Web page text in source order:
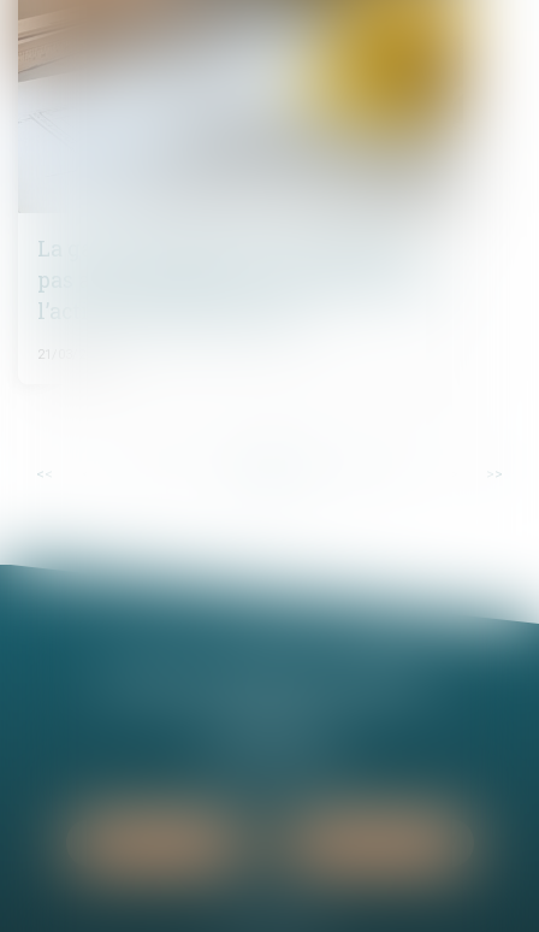
La garantie décennale ne s’applique
pas aux équipements indispensables à
l’activité professionnelle.
21/03/2025
<< >>